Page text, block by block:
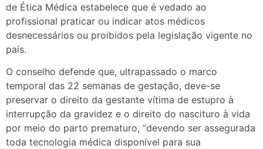
de Ética Médica estabelece que é vedado ao
profissional praticar ou indicar atos médicos
desnecessários ou proibidos pela legislação vigente no
país.
O conselho defende que, ultrapassado o marco
temporal das 22 semanas de gestação, deve-se
preservar o direito da gestante vítima de estupro à
interrupção da gravidez e o direito do nascituro à vida
por meio do parto prematuro, “devendo ser assegurada
toda tecnologia médica disponível para sua